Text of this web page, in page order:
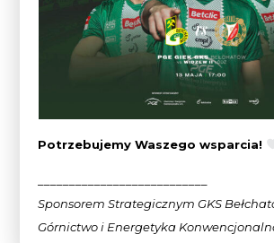
Potrzebujemy Waszego wsparcia!
Sponsorem Strategicznym GKS
Górnictwo i Energetyka